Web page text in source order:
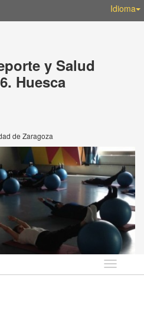
Idioma
y Salud
Huesca
de Zaragoza
Idioma